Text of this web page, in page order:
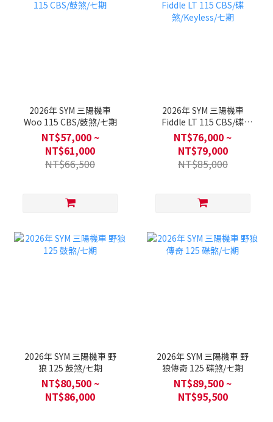
2026年 SYM 三陽機車
Woo 115 CBS/鼓煞/七期
NT$57,000 ~
NT$61,000
NT$66,500
2026年 SYM 三陽機車
Fiddle LT 115 CBS/碟
煞/Keyless/七期
NT$76,000 ~
NT$79,000
NT$85,000
2026年 SYM 三陽機車 野
狼 125 鼓煞/七期
NT$80,500 ~
NT$86,000
2026年 SYM 三陽機車 野
狼傳奇 125 碟煞/七期
NT$89,500 ~
NT$95,500